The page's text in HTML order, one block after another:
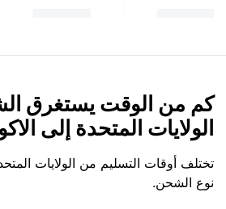
كم من الوقت يستغرق
الولايات المتحدة إلى
تختلف أوقات التسليم من الولايات
نوع الشحن.